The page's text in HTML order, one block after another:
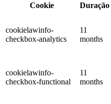
Cookie
Duração
cookielawinfo-
checkbox-analytics
11
months
cookielawinfo-
checkbox-functional
11
months